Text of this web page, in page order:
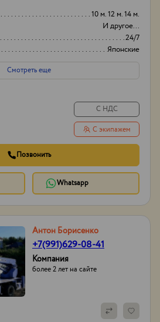
10 м. 12 м. 14 м.
И другое...
24/7
Японские
Автовышки
Смотреть еще
С НДС
С экипажем
Позвонить
Whatsapp
Антон Борисенко
+7(991)629-08-41
Компания
более 2 лет на сайте